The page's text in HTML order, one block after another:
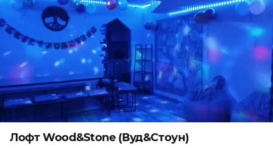
Лофт Wood&Stone (Вуд&Стоун)